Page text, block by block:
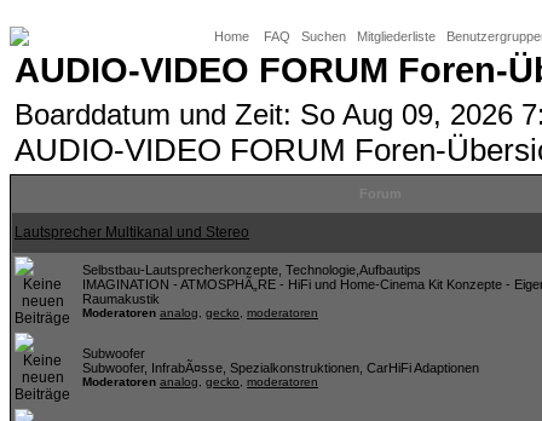
Home FAQ Suchen Mitgliederliste
AUDIO-VIDEO FORUM Foren-
Boarddatum und Zeit: So Aug 09, 2026
AUDIO-VIDEO FORUM Foren-
Lautsprecher Multikanal und Stereo
Selbstbau-Lautsprecherkonzepte, Technologie,Aufbautips
IMAGINATION - ATMOSPHÃ„RE - HiFi und Home-Cinema Kit Konzepte -
Raumakustik
Moderatoren analog gecko moderatoren
Subwoofer
Subwoofer, InfrabÃ¤sse, Spezialkonstruktionen, CarHiFi Adaptionen
Moderatoren analog gecko moderatoren